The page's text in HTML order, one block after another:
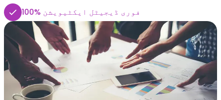
100% فوری ڈیجیٹل ایکٹیویشن